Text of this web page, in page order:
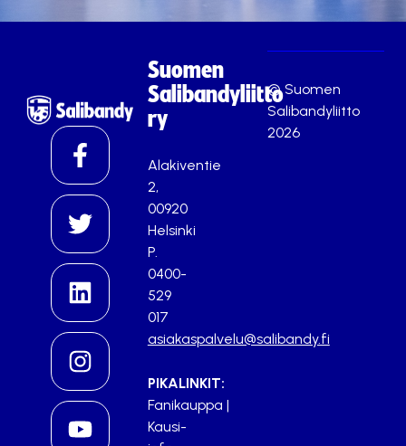
Suomen
Salibandyliitto
ry
Alakiventie
2,
00920
Helsinki
P.
0400-
529
017
asiakaspalvelu@salibandy.fi
PIKALINKIT:
Fanikauppa |
Kausi-
© Suomen
Salibandyliitto
2026